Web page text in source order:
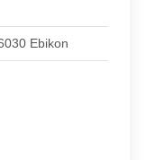
Ebikon